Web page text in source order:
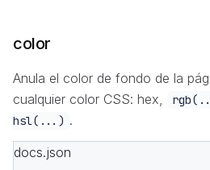
color
Anula el color de fondo de la
cualquier color CSS: hex,
hsl(...) .
docs.json